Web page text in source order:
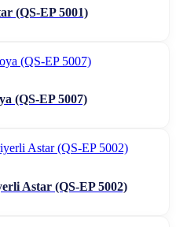
(QS-EP 5001)
(QS-EP 5007)
Astar (QS-EP 5002)